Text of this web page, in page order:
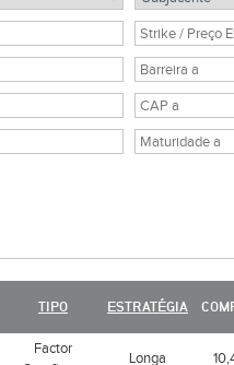
TIPO ESTRATÉGIA
Factor
Longa